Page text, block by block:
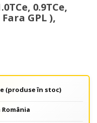
0.9TCe,
Fara GPL ),
(produse în stoc)